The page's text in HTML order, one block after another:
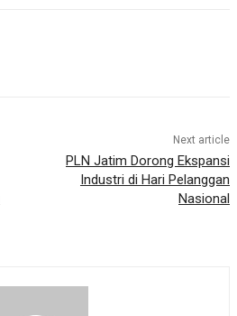
Next article
PLN Jatim Dorong Ekspansi
Industri di Hari Pelanggan
Nasional